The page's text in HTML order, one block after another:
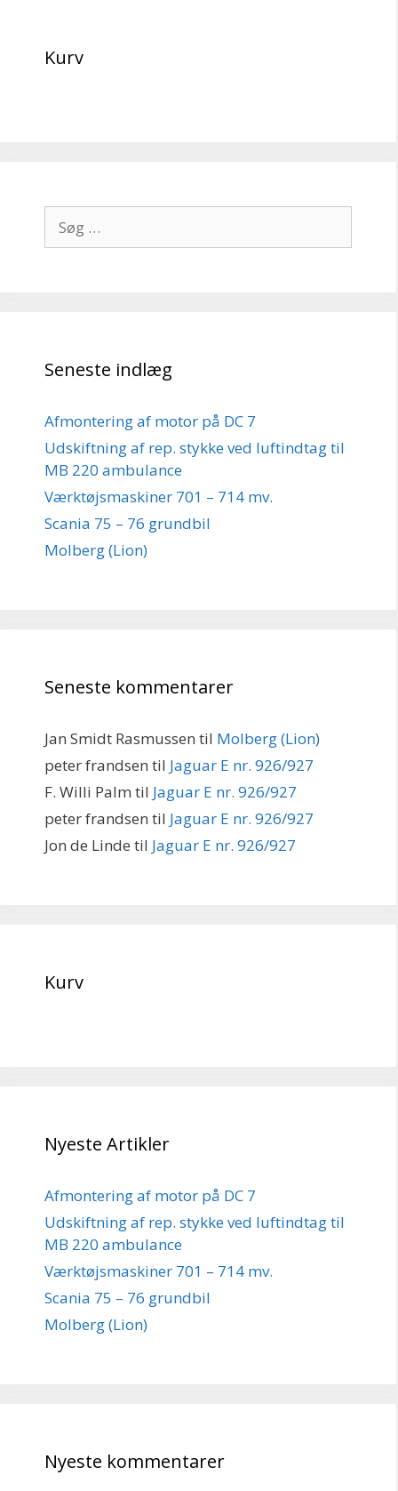
Kurv
efter:
Seneste indlæg
Afmontering af motor på DC 7
Udskiftning af rep. stykke ved luftindtag til
MB 220 ambulance
Værktøjsmaskiner 701 – 714 mv.
Scania 75 – 76 grundbil
Molberg (Lion)
Seneste kommentarer
Jan Smidt Rasmussen til Molberg (Lion)
peter frandsen til Jaguar E nr. 926/927
F. Willi Palm til Jaguar E nr. 926/927
peter frandsen til Jaguar E nr. 926/927
Jon de Linde til Jaguar E nr. 926/927
Kurv
Nyeste Artikler
Afmontering af motor på DC 7
Udskiftning af rep. stykke ved luftindtag til
MB 220 ambulance
Værktøjsmaskiner 701 – 714 mv.
Scania 75 – 76 grundbil
Molberg (Lion)
Nyeste kommentarer